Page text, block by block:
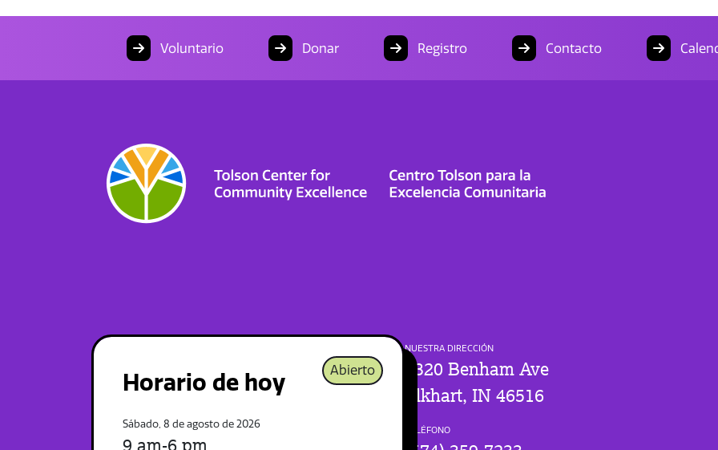
Voluntario Donar Registro Contacto
Horario de hoy
Sábado, 8 de agosto de 2026
9 am-6 pm
Abierto
NUESTRA DIRECCIÓN
1320 Benham Ave
Elkhart, IN 46516
TELÉFONO